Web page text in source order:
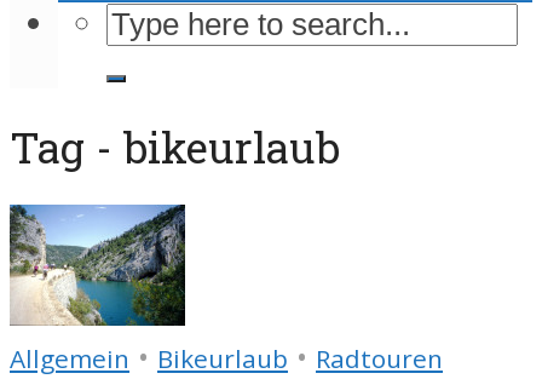
Tag - bikeurlaub
Allgemein • Bikeurlaub • Radtouren